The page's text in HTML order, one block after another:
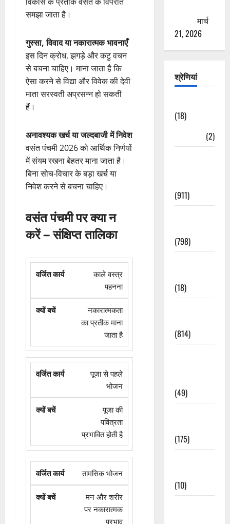
समझा जाता है।
गुस्सा, विवाद या नकारात्मक भावनाएँ
इस दिन क्रोध, झगड़े और कटु वचन
से बचना चाहिए। माना जाता है कि
ऐसा करने से विद्या और विवेक की देवी
माता सरस्वती अप्रसन्न हो सकती
हैं।
अनावश्यक खर्च या जल्दबाजी में निवेश
वसंत पंचमी 2026 को आर्थिक निर्णयों
में संयम रखना बेहतर माना जाता है।
बिना सोच-विचार के बड़ा खर्च या
निवेश करने से बचना चाहिए।
वसंत पंचमी पर क्या न
करें – संक्षिप्त तालिका
काले वस्त्र
पहनना
नकारात्मकता
का प्रतीक माना
जाता है
पूजा से पहले
भोजन
पूजा की
पवित्रता
प्रभावित होती है
तामसिक भोजन
मन और शरीर
पर नकारात्मक
प्रभाव
मार्च
21, 2026
श्रेणियां
(18)
(2)
(911)
(798)
(18)
(814)
(49)
(175)
(10)